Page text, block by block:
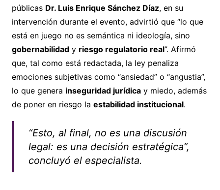
públicas Dr. Luis Enrique Sánchez Díaz, en su
intervención durante el evento, advirtió que “lo que
está en juego no es semántica ni ideología, sino
gobernabilidady riesgo regulatorio real”. Afirmó
que, tal como está redactada, la ley penaliza
emociones subjetivas como “ansiedad” o “angustia”,
lo que genera inseguridad jurídicay miedo, además
de poner en riesgo la estabilidad institucional.
“Esto, al final, no es una discusión
legal: es una decisión estratégica”,
concluyó el especialista.